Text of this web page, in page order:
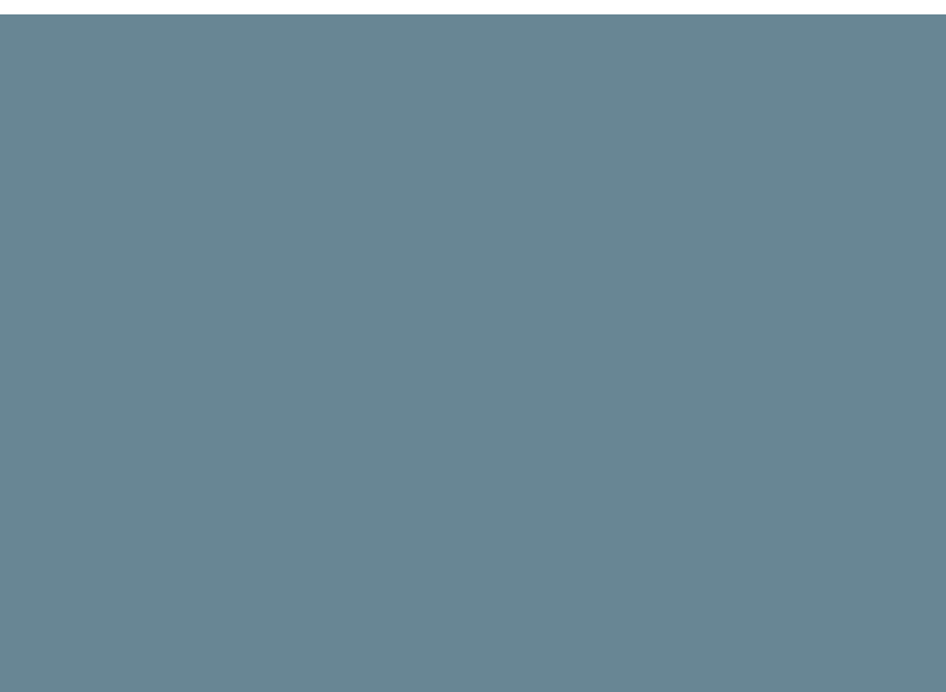
nous nous mettons devant Jésus-Eucharistie, nous devenons des saints »